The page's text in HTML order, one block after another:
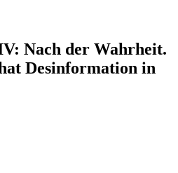
Nach der Wahrheit.
Desinformation in